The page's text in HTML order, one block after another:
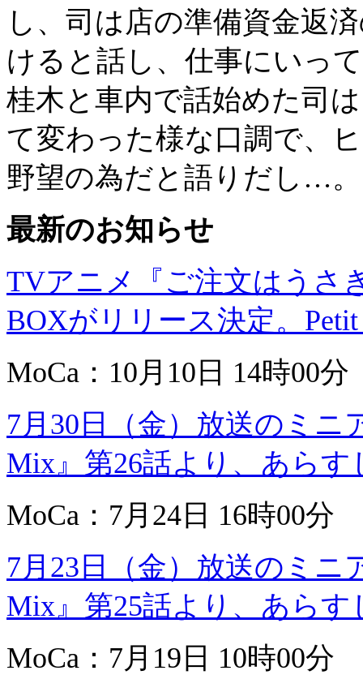
し、司は店の準備資金返
けると話し、仕事にいっ
桂木と車内で話始めた司
て変わった様な口調で、
野望の為だと語りだし…。
最新のお知らせ
TVアニメ『ご注文はうさ
BOXがリリース決定。
MoCa：10月10日 14時00分
7月30日（金）放送のミニ
Mix』第26話より、あら
MoCa：7月24日 16時00分
7月23日（金）放送のミニ
Mix』第25話より、あら
MoCa：7月19日 10時00分